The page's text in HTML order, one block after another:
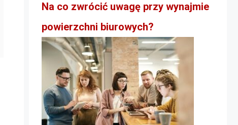
Na co zwrócić uwagę przy wynajmie
powierzchni biurowych?